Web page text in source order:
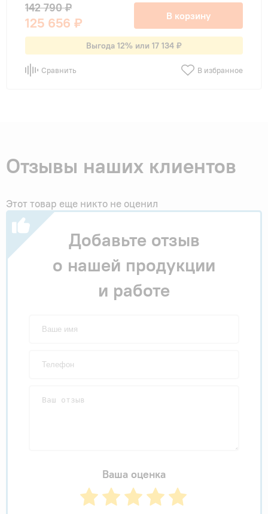
142 790 ₽
125 656 ₽ В корзину
Выгода 12% или 17 134 ₽
Сравнить В избранное
Отзывы наших клиентов
Этот товар еще никто не оценил
Добавьте отзыв
о нашей продукции
и работе
Ваша оценка